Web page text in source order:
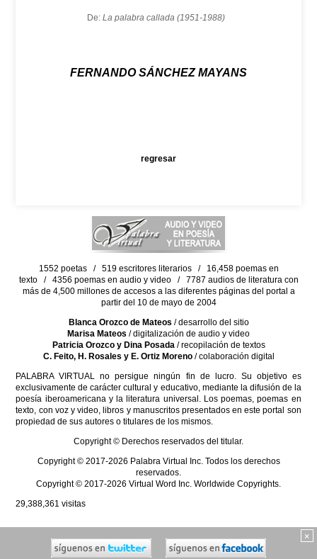
De: La palabra callada (1951-1988)
FERNANDO SÁNCHEZ MAYANS
regresar
×
1552 poetas / 519 escritores literarios / 16,458 poemas en
texto / 4356 poemas en audio y video / 7787 audios de literatura con
más de 4,500 millones de accesos a las diferentes páginas del portal a
partir del 10 de mayo de 2004
Blanca Orozco de Mateos / desarrollo del sitio
Marisa Mateos / digitalización de audio y video
Patricia Orozco y Dina Posada/ recopilación de textos
C. Feito, H. Rosales y E. Ortiz Moreno/ colaboración digital
PALABRA VIRTUAL no persigue ningún fin de lucro. Su objetivo es
exclusivamente de carácter cultural y educativo, mediante la difusión de la
poesía iberoamericana y la literatura universal. Los poemas, poemas en
texto, con voz y video, libros y manuscritos presentados en este portal son
propiedad de sus autores o titulares de los mismos.
Copyright © Derechos reservados del titular.
Copyright © 2017-2026 Palabra Virtual Inc. Todos los derechos
reservados.
Copyright © 2017-2026 Virtual Word Inc. Worldwide Copyrights.
29,388,361 visitas